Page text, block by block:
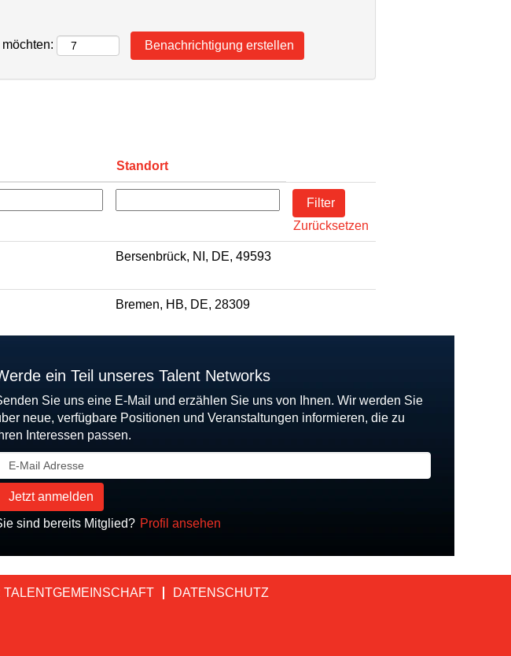
Standort
Zurücksetzen
Bersenbrück, NI, DE, 49593
Bremen, HB, DE, 28309
ein Teil unseres Talent Networks
Sie uns eine E-Mail und erzählen Sie uns von Ihnen. Wir werden Sie
neue, verfügbare Positionen und Veranstaltungen informieren, die zu
Interessen passen.
sind bereits Mitglied? Profil ansehen
DATENSCHUTZ